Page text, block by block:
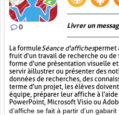
0 Livrer un
La formuleSéance d'affichespermet
fruit d'un travail de recherche ou de
forme d'une présentation visuelle
servir à illustrer ou présenter des
données de recherches, des
terme d'un projet, les élèves
équipe, préparer leur affiche à
PowerPoint, Microsoft Visio ou
d’affiche se fait à partir d’un